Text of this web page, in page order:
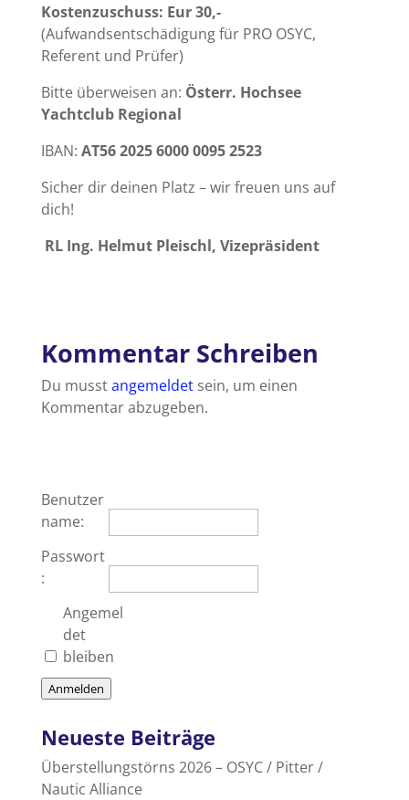
Kostenzuschuss: Eur 30,-
(Aufwandsentschädigung für PRO OSYC,
Referent und Prüfer)
Bitte überweisen an: Österr. Hochsee
Yachtclub Regional
IBAN: AT56 2025 6000 0095 2523
Sicher dir deinen Platz – wir freuen uns auf
dich!
RL Ing. Helmut Pleischl, Vizepräsident
Kommentar Schreiben
Du musstangemeldetsein, um einen
Kommentar abzugeben.
Benutzer
name:
Passwort
:
Angemel
det
bleiben
Anmelden
Neueste Beiträge
Überstellungstörns 2026 – OSYC / Pitter /
Nautic Alliance